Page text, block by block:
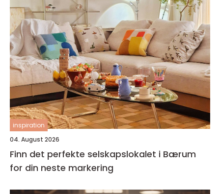
inspiration
04. August 2026
Finn det perfekte selskapslokalet i Bærum
for din neste markering